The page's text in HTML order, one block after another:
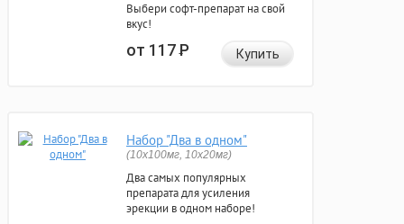
Выбери софт-препарат на свой
вкус!
от 117Р Купить
Набор "Два в одном"
(10x100мг, 10x20мг)
Два самых популярных
препарата для усиления
эрекции в одном наборе!